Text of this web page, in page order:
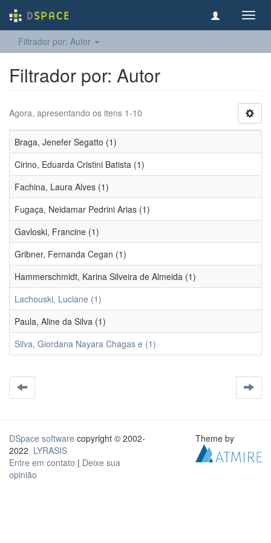
Filtrador por: Autor
Filtrador por: Autor
Agora, apresentando os itens 1-10
Braga, Jenefer Segatto (1)
Cirino, Eduarda Cristini Batista (1)
Fachina, Laura Alves (1)
Fugaça, Neidamar Pedrini Arias (1)
Gavloski, Francine (1)
Gribner, Fernanda Cegan (1)
Hammerschmidt, Karina Silveira de Almeida (1)
Lachouski, Luciane (1)
Paula, Aline da Silva (1)
Silva, Giordana Nayara Chagas e (1)
DSpace software copyright © 2002-
2022 LYRASIS
Entre em contato | Deixe sua
opinião
Theme by